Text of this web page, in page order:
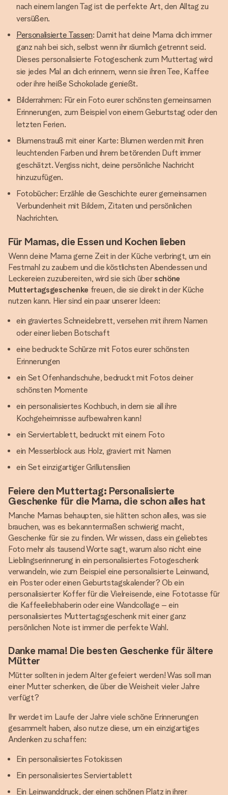
nach einem langen Tag ist die perfekte Art, den Alltag zu
versüßen.
Personalisierte Tassen: Damit hat deine Mama dich immer
ganz nah bei sich, selbst wenn ihr räumlich getrennt seid.
Dieses personalisierte Fotogeschenk zum Muttertag wird
sie jedes Mal an dich erinnern, wenn sie ihren Tee, Kaffee
oder ihre heiße Schokolade genießt.
Bilderrahmen: Für ein Foto eurer schönsten gemeinsamen
Erinnerungen, zum Beispiel von einem Geburtstag oder den
letzten Ferien.
Blumenstrauß mit einer Karte: Blumen werden mit ihren
leuchtenden Farben und ihrem betörenden Duft immer
geschätzt. Vergiss nicht, deine persönliche Nachricht
hinzuzufügen.
Fotobücher: Erzähle die Geschichte eurer gemeinsamen
Verbundenheit mit Bildern, Zitaten und persönlichen
Nachrichten.
Für Mamas, die Essen und Kochen lieben
Wenn deine Mama gerne Zeit in der Küche verbringt, um ein
Festmahl zu zaubern und die köstlichsten Abendessen und
Leckereien zuzubereiten, wird sie sich über schöne
Muttertagsgeschenke freuen, die sie direkt in der Küche
nutzen kann. Hier sind ein paar unserer Ideen:
ein graviertes Schneidebrett, versehen mit ihrem Namen
oder einer lieben Botschaft
eine bedruckte Schürze mit Fotos eurer schönsten
Erinnerungen
ein Set Ofenhandschuhe, bedruckt mit Fotos deiner
schönsten Momente
ein personalisiertes Kochbuch, in dem sie all ihre
Kochgeheimnisse aufbewahren kann!
ein Serviertablett, bedruckt mit einem Foto
ein Messerblock aus Holz, graviert mit Namen
ein Set einzigartiger Grillutensilien
Feiere den Muttertag: Personalisierte
Geschenke für die Mama, die schon alles hat
Manche Mamas behaupten, sie hätten schon alles, was sie
brauchen, was es bekanntermaßen schwierig macht,
Geschenke für sie zu finden. Wir wissen, dass ein geliebtes
Foto mehr als tausend Worte sagt, warum also nicht eine
Lieblingserinnerung in ein personalisiertes Fotogeschenk
verwandeln, wie zum Beispiel eine personalisierte Leinwand,
ein Poster oder einen Geburtstagskalender? Ob ein
personalisierter Koffer für die Vielreisende, eine Fototasse für
die Kaffeeliebhaberin oder eine Wandcollage – ein
personalisiertes Muttertagsgeschenk mit einer ganz
persönlichen Note ist immer die perfekte Wahl.
Danke mama! Die besten Geschenke für ältere
Mütter
Mütter sollten in jedem Alter gefeiert werden! Was soll man
einer Mutter schenken, die über die Weisheit vieler Jahre
verfügt?
Ihr werdet im Laufe der Jahre viele schöne Erinnerungen
gesammelt haben, also nutze diese, um ein einzigartiges
Andenken zu schaffen:
Ein personalisiertes Fotokissen
Ein personalisiertes Serviertablett
Ein Leinwanddruck, der einen schönen Platz in ihrer